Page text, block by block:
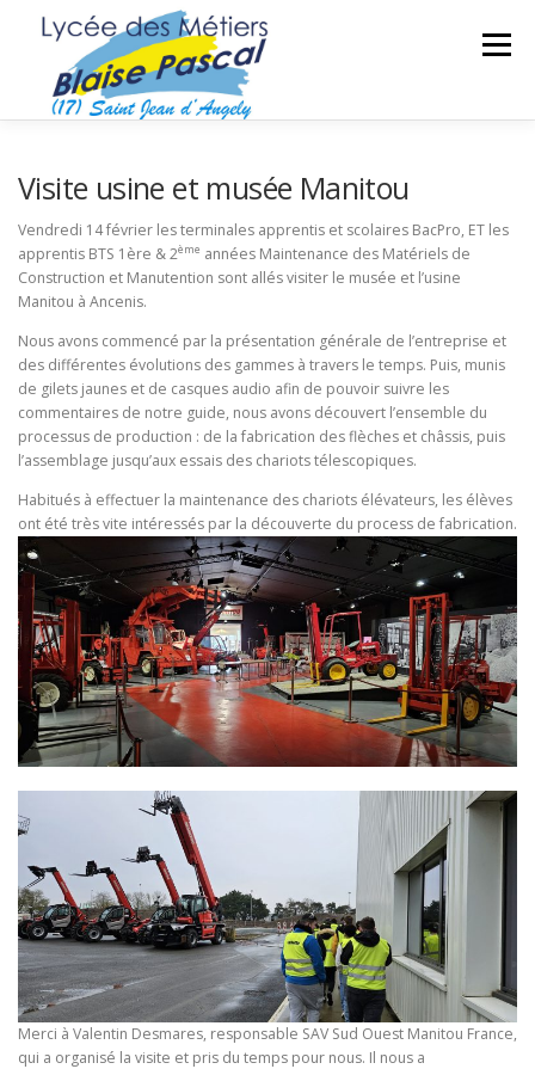
Menu
MAINTENANCE DES MATÉRIELS TRAVAUX PUBLICS
SECTEUR SPORTIF FORMATIONS ADULTES
Visite usine et musée Manitou
Vendredi 14 février les terminales apprentis et scolaires BacPro, ET les
apprentis BTS 1ère & 2ème années Maintenance des Matériels de
Construction et Manutention sont allés visiter le musée et l’usine
Manitou à Ancenis.
Nous avons commencé par la présentation générale de l’entreprise et
des différentes évolutions des gammes à travers le temps. Puis, munis
de gilets jaunes et de casques audio afin de pouvoir suivre les
commentaires de notre guide, nous avons découvert l’ensemble du
processus de production : de la fabrication des flèches et châssis, puis
l’assemblage jusqu’aux essais des chariots télescopiques.
Habitués à effectuer la maintenance des chariots élévateurs, les élèves
ont été très vite intéressés par la découverte du process de fabrication.
Merci à Valentin Desmares, responsable SAV Sud Ouest Manitou France,
qui a organisé la visite et pris du temps pour nous. Il nous a